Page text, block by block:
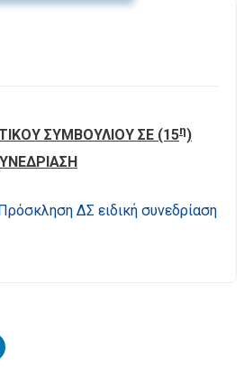
ΣΥΜΒΟΥΛΙΟΥ ΣΕ (15η)
ΔΣ ειδική συνεδρίαση